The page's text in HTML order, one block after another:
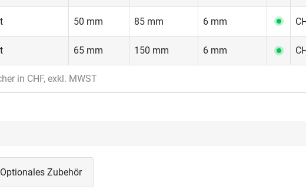
50 mm 85 mm 6 mm
65 mm 150 mm 6 mm
in CHF, exkl. MWST
Optionales Zubehör